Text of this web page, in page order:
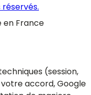
réservés.
en France
(session,
accord, Google